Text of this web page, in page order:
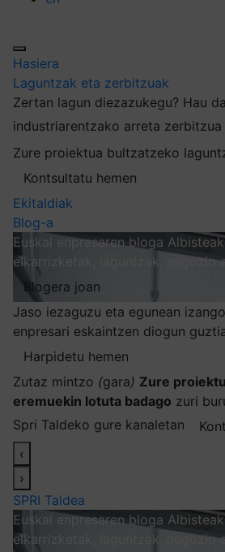
Hasiera
Laguntzak eta zerbitzuak
Zertan lagun diezazukegu? Hau
industriarentzako arreta zerbitzua
Zure proiektua bultzatzeko
Kontsultatu hemen
Ekitaldiak
Blog-a
Euskal enpresaren bloga
elkarrizketak, laguntzak, negozio
Blogera joan
Jaso iezaguzu eta egunean
enpresari eskaintzen diogun
Harpidetu hemen
Zutaz mintzo (gara) Zure
eremuekin lotuta badago zuri
Spri Taldeko gure kanaletan
‹
›
SPRI Taldea
Euskal enpresaren bloga
elkarrizketak, laguntzak, negozio